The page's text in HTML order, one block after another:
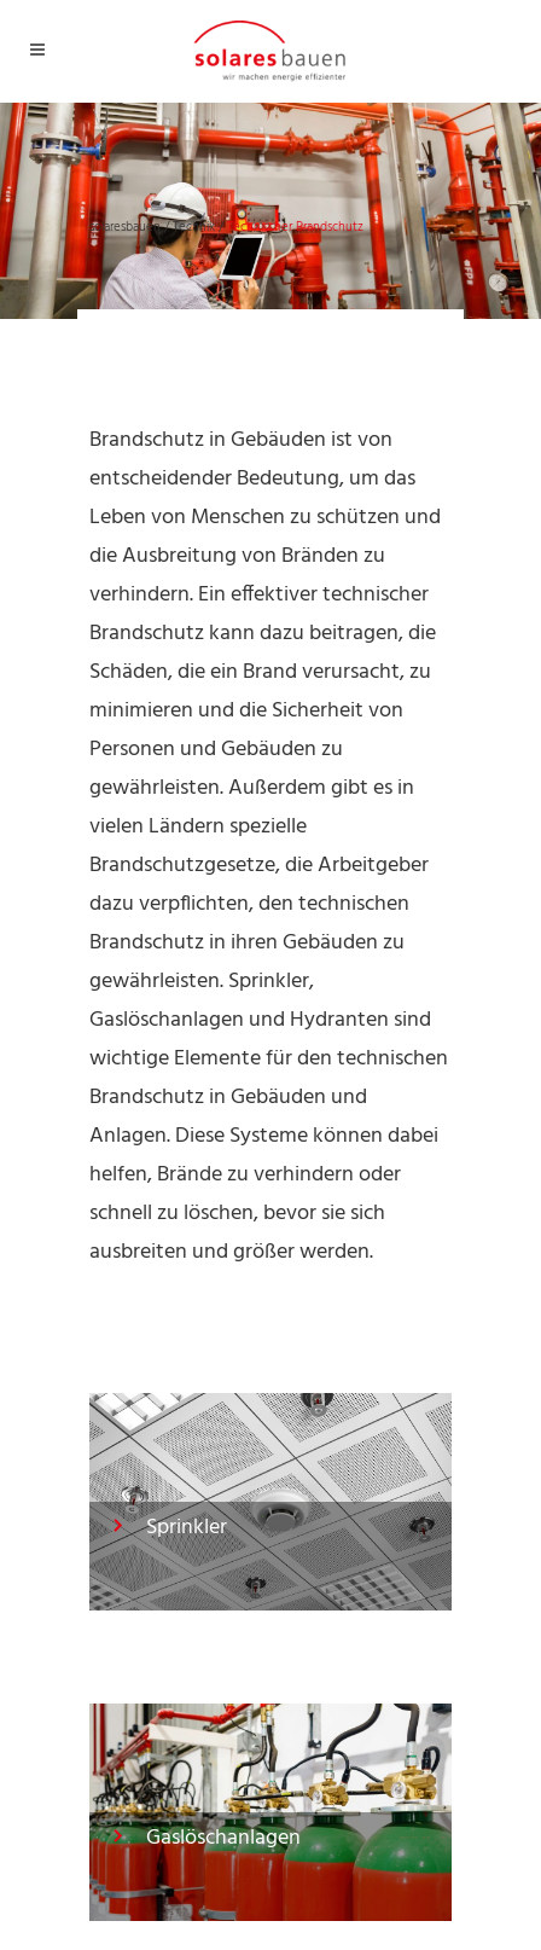
solaresbauen/Technik/Technischer Brandschutz
Brandschutz in Gebäuden ist von
entscheidender Bedeutung, um das
Leben von Menschen zu schützen und
die Ausbreitung von Bränden zu
verhindern. Ein effektiver technischer
Brandschutz kann dazu beitragen, die
Schäden, die ein Brand verursacht, zu
minimieren und die Sicherheit von
Personen und Gebäuden zu
gewährleisten. Außerdem gibt es in
vielen Ländern spezielle
Brandschutzgesetze, die Arbeitgeber
dazu verpflichten, den technischen
Brandschutz in ihren Gebäuden zu
gewährleisten. Sprinkler,
Gaslöschanlagen und Hydranten sind
wichtige Elemente für den technischen
Brandschutz in Gebäuden und
Anlagen. Diese Systeme können dabei
helfen, Brände zu verhindern oder
schnell zu löschen, bevor sie sich
ausbreiten und größer werden.
Sprinkler
Gaslöschanlagen